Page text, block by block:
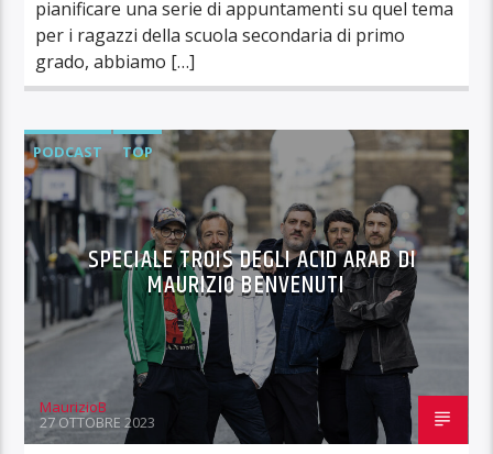
pianificare una serie di appuntamenti su quel tema
per i ragazzi della scuola secondaria di primo
grado, abbiamo […]
PODCAST TOP
SPECIALE TROIS DEGLI ACID ARAB DI
MAURIZIO BENVENUTI
MaurizioB
27 OTTOBRE 2023